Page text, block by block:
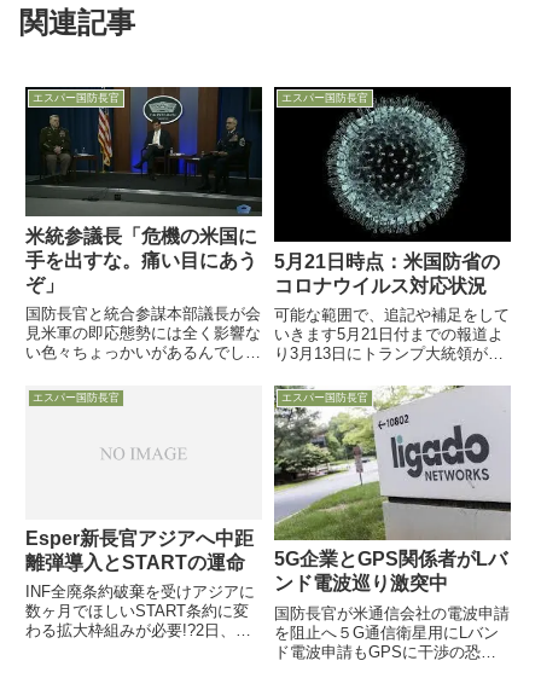
関連記事
エスパー国防長官
米統参議長「危機の米国に
手を出すな。痛い目にあう
ぞ」
国防長官と統合参謀本部議長が会
見米軍の即応態勢には全く影響な
い色々ちょっかいがあるんでしょ
長官とMark Milley統合参謀本部
議長がインターネット放送を行
米軍の即応態勢に...
エスパー国防長官
5月21日時点：米国防省の
コロナウイルス対応状況
可能な範囲で、追記や補足をして
いきます5月21日付までの報道よ
り3月13日にトランプ大統領が
降、めまぐるしく変化していく米
国内のコロナウイルス対処の動き
ですが、米国防省に関して体系的
にはまとめられませんが、ご紹...
エスパー国防長官
Esper新長官アジアへ中距
離弾導入とSTARTの運命
INF全廃条約破棄を受けアジアに
数ヶ月でほしいSTART条約に変
わる拡大枠組みが必要!?2日、初
エスパー国防長官
5G企業とGPS関係者がLバ
ンド電波巡り激突中
国防長官が米通信会社の電波申請
を阻止へ５G通信衛星用にLバン
ド電波申請もGPSに干渉の恐れ